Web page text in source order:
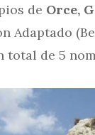
de Orce,
Adaptado
total de 5